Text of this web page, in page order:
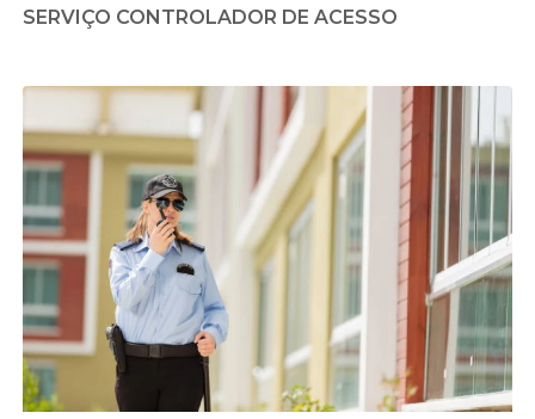
SERVIÇO CONTROLADOR DE ACESSO